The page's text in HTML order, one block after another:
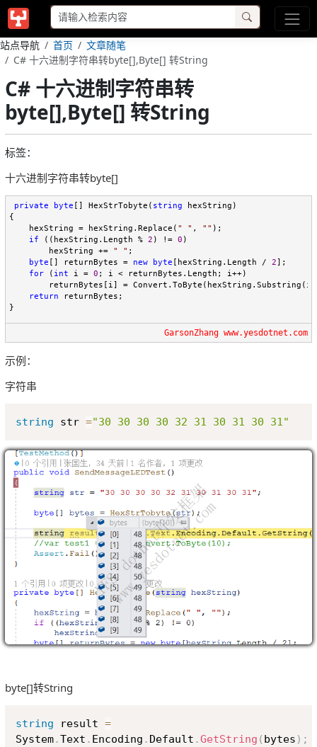
站点导航 首页
文章随笔
C# 十六进制字符串转byte[],Byte[] 转String
C# 十六进制字符串转
byte[],Byte[] 转String
标签：
十六进制字符串转byte[]
private byte [] HexStrTobyte( string hexString)
{
    hexString = hexString.Replace(
" " , "" );
if ((hexString.Length % 2 ) != 0 )
        hexString +=
" " ;
byte [] returnBytes = new byte [hexString.Length / 2];
for ( int i = 0 ; i < returnBytes.Length; i++)
returnBytes[i] =
return returnBytes;
}
GarsonZhang www.yesdotnet.com
示例：
字符串
string str ="30 30 30 30 32 31 30 31 30 31"Copy
byte[]转String
string result =
System.Text . Encoding . Default .GetString ( bytes ) ;